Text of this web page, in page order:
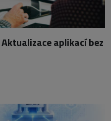
aplikací bez